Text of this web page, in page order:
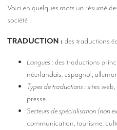
Des interprètes à Bruxelles
Combien coûte un interprète ?
TRADUCTION
Des traducteurs pour des expositions
Des traducteurs pour le secteur du tourisme
Des traducteurs pour le sport
Voici en quelques mots un résumé
société :
TRADUCTION : des traductions
Langues :des traductions
néerlandais, espagnol,
Types de traductions :sites
presse…
Secteurs de spécialisation (non
communication, tourisme,